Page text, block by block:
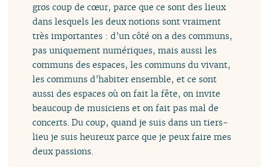
gros coup de cœur, parce que ce sont des lieux
dans lesquels les deux notions sont vraiment
très importantes : d’un côté on a des communs,
pas uniquement numériques, mais aussi les
communs des espaces, les communs du vivant,
les communs d’habiter ensemble, et ce sont
aussi des espaces où on fait la fête, on invite
beaucoup de musiciens et on fait pas mal de
concerts. Du coup, quand je suis dans un tiers-
lieu je suis heureux parce que je peux faire mes
deux passions.